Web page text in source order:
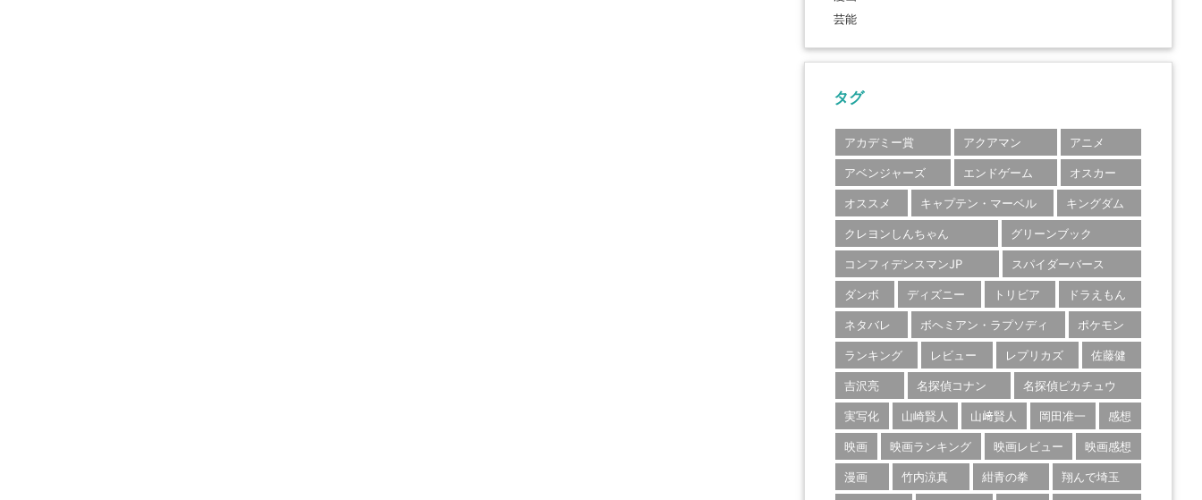
芸能
タグ
アカデミー賞 アクアマン
アニメ
アベンジャーズ
エンドゲーム
オスカー
オススメ
キャプテン・マーベル
キングダム
クレヨンしんちゃん
グリーンブック
コンフィデンスマンJP
スパイダーバース
ダンボ
ディズニー トリビア
ドラえもん
ネタバレ
ボヘミアン・ラプソディ
ポケモン
ランキング
レビュー レプリカズ
佐藤健
吉沢亮
名探偵コナン
名探偵ピカチュウ
実写化
山崎賢人 山﨑賢人 岡田准一
感想
映画
映画ランキング 映画レビュー
映画感想
漫画
竹内涼真 紺青の拳
翔んで埼玉